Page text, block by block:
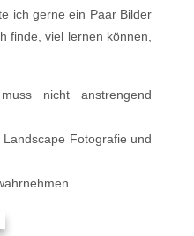
ich gerne ein Paar Bilder
finde, viel lernen können,
nicht anstrengend
Fotografie und